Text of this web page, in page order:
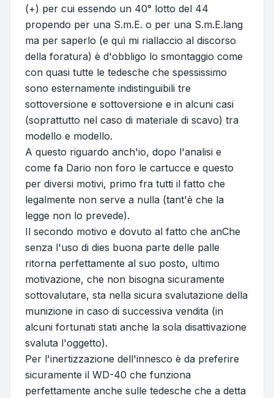
(+) per cui essendo un 40° lotto del 44
propendo per una S.m.E. o per una S.m.E.lang
ma per saperlo (e quì mi riallaccio al discorso
della foratura) è d'obbligo lo smontaggio come
con quasi tutte le tedesche che spessissimo
sono esternamente indistinguibili tre
sottoversione e sottoversione e in alcuni casi
(soprattutto nel caso di materiale di scavo) tra
modello e modello.
A questo riguardo anch'io, dopo l'analisi e
come fa Dario non foro le cartucce e questo
per diversi motivi, primo fra tutti il fatto che
legalmente non serve a nulla (tant'è che la
legge non lo prevede).
Il secondo motivo e dovuto al fatto che anChe
senza l'uso di dies buona parte delle palle
ritorna perfettamente al suo posto, ultimo
motivazione, che non bisogna sicuramente
sottovalutare, sta nella sicura svalutazione della
munizione in caso di successiva vendita (in
alcuni fortunati stati anche la sola disattivazione
svaluta l'oggetto).
Per l'inertizzazione dell'innesco è da preferire
sicuramente il WD-40 che funziona
perfettamente anche sulle tedesche che a detta